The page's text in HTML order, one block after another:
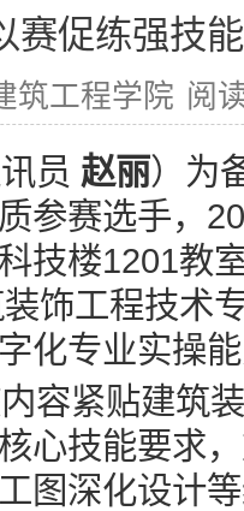
赛促练强技
筑工程学院 阅
员 赵丽）为
参赛选手，
技楼1201教
饰工程技术
化专业实操
容紧贴建筑
心技能要求
图深化设计